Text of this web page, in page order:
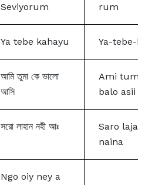
Seviyorum
rum
Ya tebe kahayu Ya-tebe-
আমি তুমা কে ভালো
আসি
Ami
balo asii
সরো লাহান নহী আঃ
Saro
naina
Ngo oiy ney a